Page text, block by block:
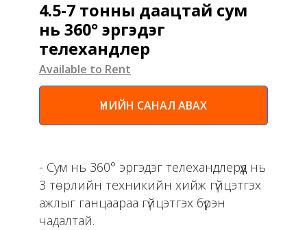
4.5-7 тонны даацтай сум
нь 360° эргэдэг
телехандлер
Available to Rent
ҮНИЙН САНАЛ АВАХ
- Сум нь 360° эргэдэг телехандлерүүд нь
3 төрлийн техникийн хийж гүйцэтгэх
ажлыг ганцаараа гүйцэтгэх бүрэн
чадалтай.